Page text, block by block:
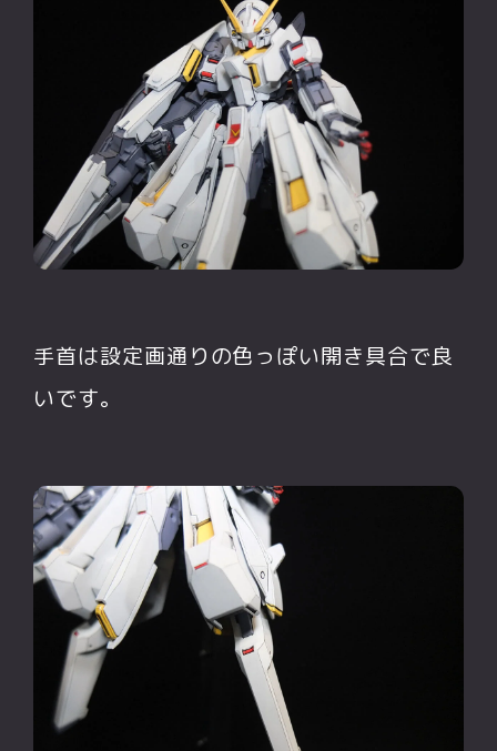
手首は設定画通りの色っぽい開き具合で良
いです。